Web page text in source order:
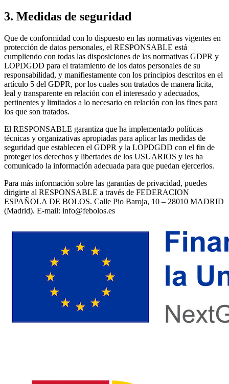
3. Medidas de seguridad
Que de conformidad con lo dispuesto en las normativas vigentes en
protección de datos personales, el RESPONSABLE está
cumpliendo con todas las disposiciones de las normativas GDPR y
LOPDGDD para el tratamiento de los datos personales de su
responsabilidad, y manifiestamente con los principios descritos en el
artículo 5 del GDPR, por los cuales son tratados de manera lícita,
leal y transparente en relación con el interesado y adecuados,
pertinentes y limitados a lo necesario en relación con los fines para
los que son tratados.
El RESPONSABLE garantiza que ha implementado políticas
técnicas y organizativas apropiadas para aplicar las medidas de
seguridad que establecen el GDPR y la LOPDGDD con el fin de
proteger los derechos y libertades de los USUARIOS y les ha
comunicado la información adecuada para que puedan ejercerlos.
Para más información sobre las garantías de privacidad, puedes
dirigirte al RESPONSABLE a través de FEDERACION
ESPAÑOLA DE BOLOS. Calle Pio Baroja, 10 – 28010 MADRID
(Madrid). E-mail: info@febolos.es